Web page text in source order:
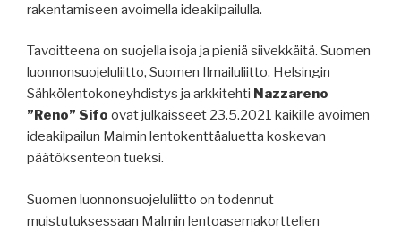
rakentamiseen avoimella ideakilpailulla.
Tavoitteena on suojella isoja ja pieniä siivekkäitä. Suomen
luonnonsuojeluliitto, Suomen Ilmailuliitto, Helsingin
Sähkölentokoneyhdistys ja arkkitehti Nazzareno
”Reno” Sifo ovat julkaisseet 23.5.2021 kaikille avoimen
ideakilpailun Malmin lentokenttäaluetta koskevan
päätöksenteon tueksi.
Suomen luonnonsuojeluliitto on todennut
muistutuksessaan Malmin lentoasemakorttelien